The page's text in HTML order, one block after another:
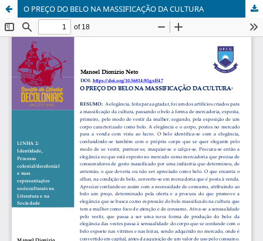
O PREÇO DO BELO NA MASSIFICAÇÃO DA CULTURA